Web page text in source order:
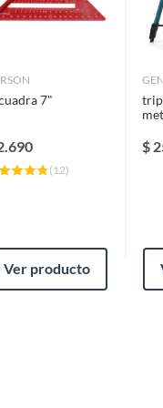
bolígrafo eléctrico
en el control
limpiador suave. No
7"
( 12)
Ver producto
$